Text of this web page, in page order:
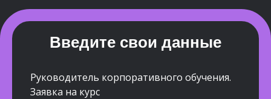
Введите свои данные
Руководитель корпоративного обучения.
Заявка на курс